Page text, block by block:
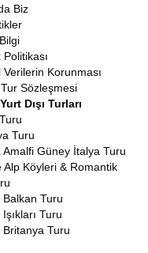
Biz
Verilerin Korunması
Sözleşmesi
Dışı Turları
Turu
Amalfi Güney İtalya Turu
Alp Köyleri & Romantik
Balkan Turu
Turu
Britanya Turu